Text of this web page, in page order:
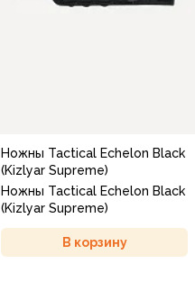
Ножны Tactical Echelon Black
(Kizlyar Supreme)
Ножны Tactical Echelon Black
(Kizlyar Supreme)
В корзину